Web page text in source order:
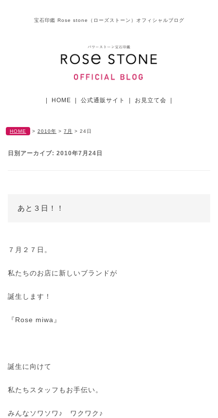
宝石印鑑 Rose stone（ローズストーン）オフィシャルブログ
HOME 公式通販サイト お見立て会
HOME > 2010年 > 7月 > 24日
日別アーカイブ: 2010年7月24日
あと３日！！
７月２７日。
私たちのお店に新しいブランドが
誕生します！
『Rose miwa』
誕生に向けて
私たちスタッフもお手伝い。
みんなソワソワ♪ ワクワク♪